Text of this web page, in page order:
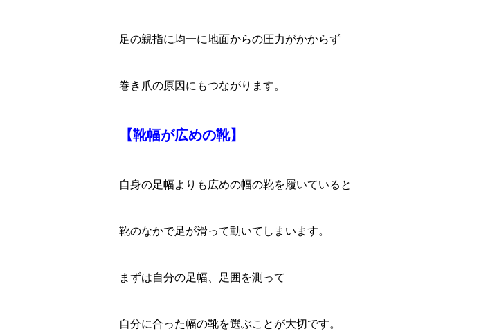
足の親指に均一に地面からの圧力がかからず
巻き爪の原因にもつながります。
【靴幅が広めの靴】
自身の足幅よりも広めの幅の靴を履いていると
靴のなかで足が滑って動いてしまいます。
まずは自分の足幅、足囲を測って
自分に合った幅の靴を選ぶことが大切です。